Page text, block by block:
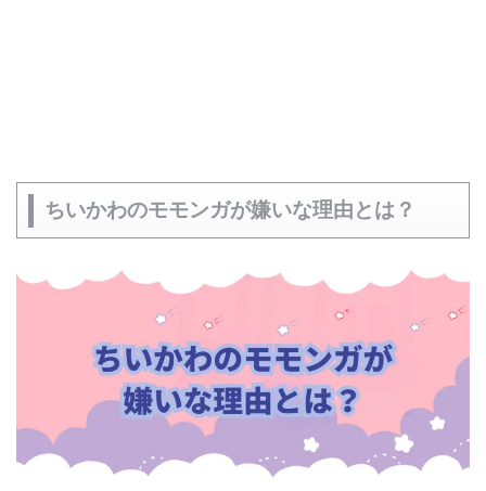
ちいかわのモモンガが嫌いな理由とは？